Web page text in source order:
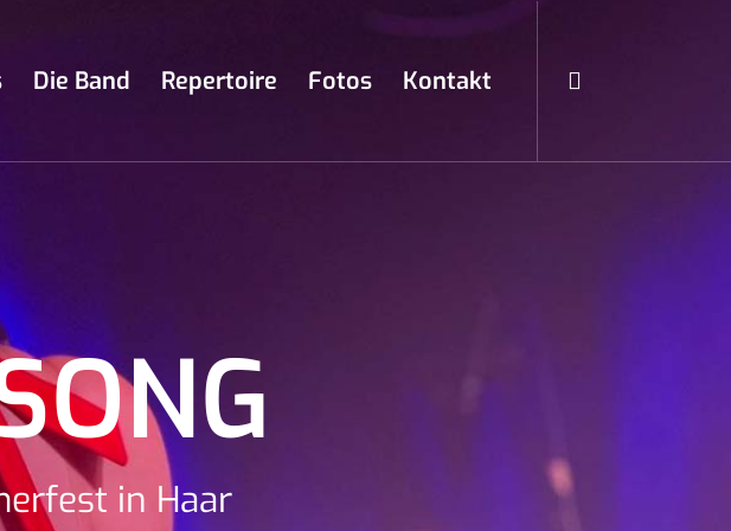
Die Band Repertoire Fotos Kontakt
in Haar